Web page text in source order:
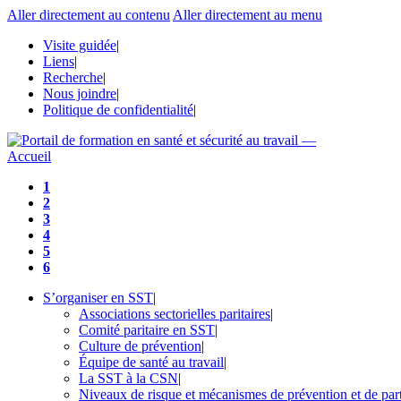
Aller directement au contenu Aller directement au menu
Visite guidée|
Liens|
Recherche|
Nous joindre|
Politique de confidentialité|
Accueil
1
2
3
4
5
6
S’organiser en SST|
Associations sectorielles paritaires|
Comité paritaire en SST|
Culture de prévention|
Équipe de santé au travail|
La SST à la CSN|
Niveaux de risque et mécanismes de prévention et de